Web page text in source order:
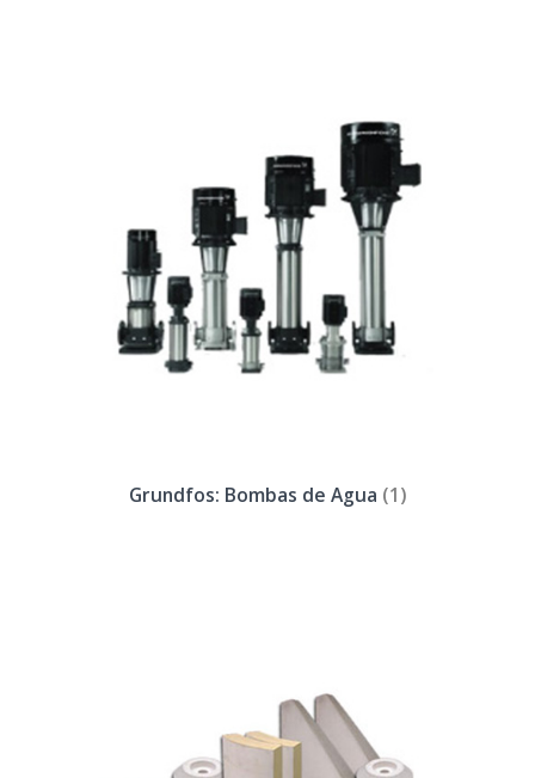
Grundfos: Bombas de Agua (1)